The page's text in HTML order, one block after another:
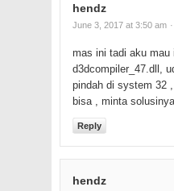
hendz
June 3, 2017 at 3:50 am
mas ini tadi aku
d3dcompiler_47.dll,
pindah di system 32
bisa , minta
Reply
hendz